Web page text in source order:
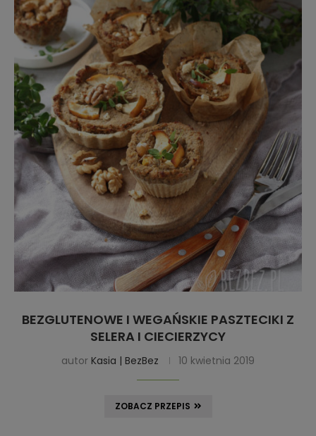
BEZGLUTENOWE I WEGAŃSKIE PASZTECIKI Z
SELERA I CIECIERZYCY
autor Kasia | BezBez 10 kwietnia 2019
ZOBACZ PRZEPIS